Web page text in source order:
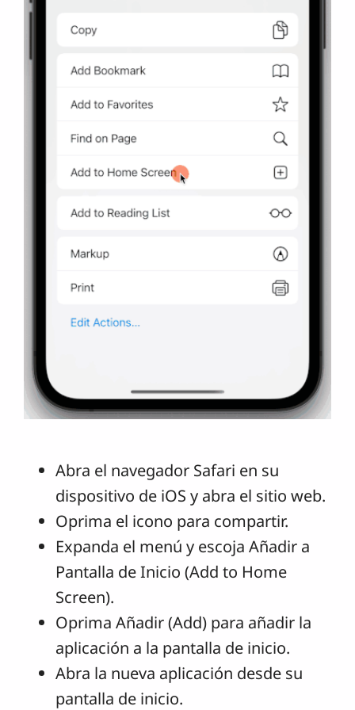
Abra el navegador Safari en su
dispositivo de iOS y abra el sitio web.
Oprima el icono para compartir.
Expanda el menú y escoja Añadir a
Pantalla de Inicio (Add to Home
Screen).
Oprima Añadir (Add) para añadir la
aplicación a la pantalla de inicio.
Abra la nueva aplicación desde su
pantalla de inicio.